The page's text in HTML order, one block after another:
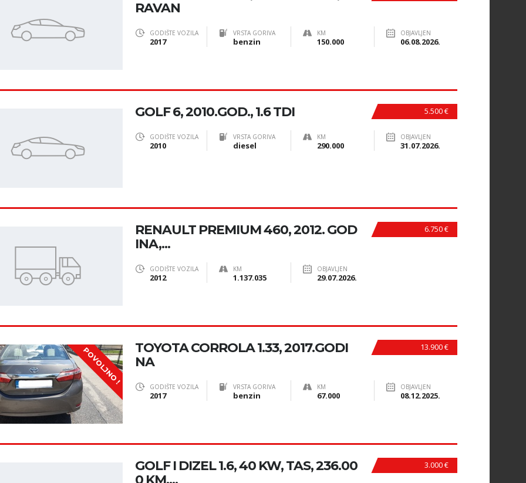
RAVAN
GODIŠTE VOZILA
2017
VRSTA GORIVA
benzin
KM
150.000
OBJAVLJEN
06.08.2026.
5.500 €
GOLF 6, 2010.GOD., 1.6 TDI
GODIŠTE VOZILA
2010
VRSTA GORIVA
diesel
KM
290.000
OBJAVLJEN
31.07.2026.
6.750 €
RENAULT PREMIUM 460, 2012. GOD
INA,...
GODIŠTE VOZILA
2012
KM
1.137.035
OBJAVLJEN
29.07.2026.
POVOLJNO ! 13.900 €
TOYOTA CORROLA 1.33, 2017.GODI
NA
GODIŠTE VOZILA
2017
VRSTA GORIVA
benzin
KM
67.000
OBJAVLJEN
08.12.2025.
3.000 €
GOLF I DIZEL 1.6, 40 KW, TAS, 236.00
0 KM,...